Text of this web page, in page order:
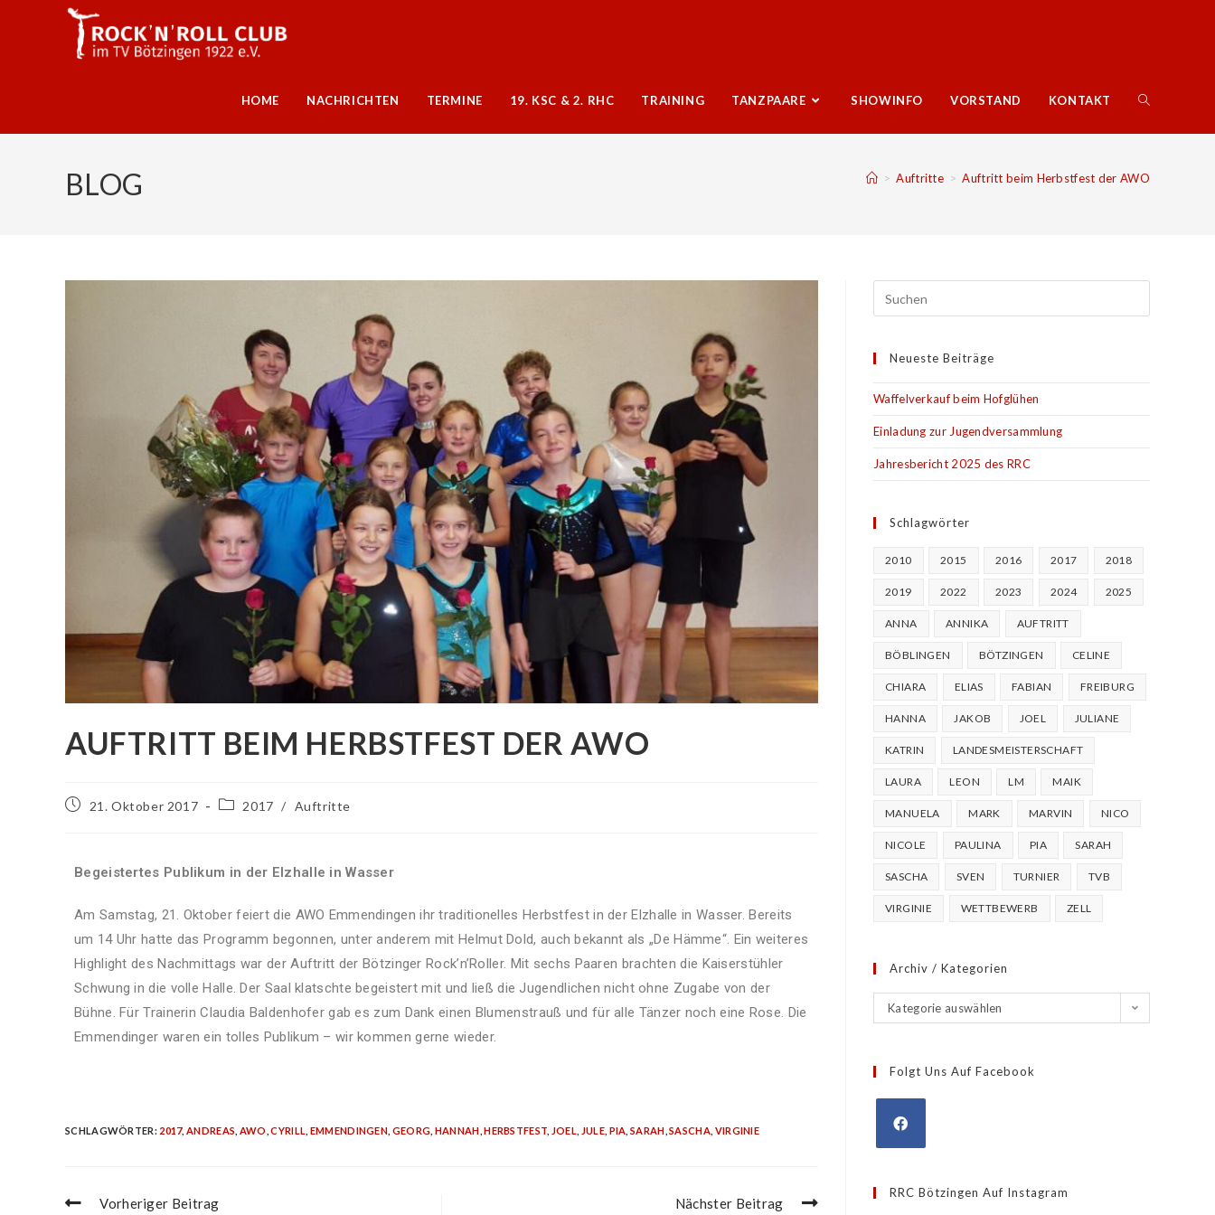
HOME NACHRICHTEN TERMINE 19. KSC & 2. RHC TRAINING TANZPAARE SHOWINFO VORSTAND KONTAKT
BLOG > Auftritte > Auftritt beim Herbstfest der AWO
AUFTRITT BEIM HERBSTFEST DER AWO
21. Oktober 2017 2017 / Auftritte
Begeistertes Publikum in der Elzhalle in Wasser
Am Samstag, 21. Oktober feiert die AWO Emmendingen ihr traditionelles Herbstfest in der Elzhalle in Wasser. Bereits
um 14 Uhr hatte das Programm begonnen, unter anderem mit Helmut Dold, auch bekannt als „De Hämme“. Ein weiteres
Highlight des Nachmittags war der Auftritt der Bötzinger Rock’n’Roller. Mit sechs Paaren brachten die Kaiserstühler
Schwung in die volle Halle. Der Saal klatschte begeistert mit und ließ die Jugendlichen nicht ohne Zugabe von der
Bühne. Für Trainerin Claudia Baldenhofer gab es zum Dank einen Blumenstrauß und für alle Tänzer noch eine Rose. Die
Emmendinger waren ein tolles Publikum – wir kommen gerne wieder.
SCHLAGWÖRTER: 2017, ANDREAS AWO CYRILL EMMENDINGEN GEORG HANNAH HERBSTFEST JOEL JULE, PIA SARAH SASCHA VIRGINIE
Vorheriger Beitrag Nächster Beitrag
Neueste Beiträge
Waffelverkauf beim Hofglühen
Einladung zur Jugendversammlung
Jahresbericht 2025 des RRC
Schlagwörter
2010 2015 2016 2017 2018
2019 2022 2023 2024 2025
ANNA ANNIKA AUFTRITT
BÖBLINGEN BÖTZINGEN CELINE
CHIARA ELIAS FABIAN FREIBURG
HANNA JAKOB JOEL JULIANE
KATRIN LANDESMEISTERSCHAFT
LAURA LEON LM MAIK
MANUELA MARK MARVIN NICO
NICOLE PAULINA PIA SARAH
SASCHA SVEN TURNIER TVB
VIRGINIE WETTBEWERB ZELL
Archiv / Kategorien
Kategorie auswählen
Folgt Uns Auf Facebook
RRC Bötzingen Auf Instagram